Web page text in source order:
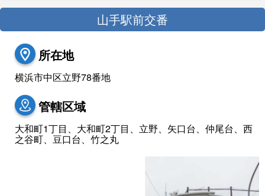
山手駅前交番
所在地
横浜市中区立野78番地
管轄区域
大和町1丁目、大和町2丁目、立野、矢口台、仲尾台、西
之谷町、豆口台、竹之丸